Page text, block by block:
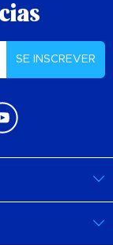
SE INSCREVER